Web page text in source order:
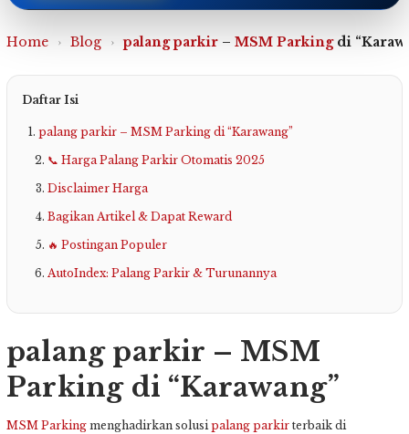
Home › Blog › palang parkir – MSM Parkingdi
Daftar Isi
palang parkir – MSM Parking di “Karawang”
📞 Harga Palang Parkir Otomatis 2025
Disclaimer Harga
Bagikan Artikel & Dapat Reward
🔥 Postingan Populer
AutoIndex: Palang Parkir & Turunannya
palang parkir – MSM
Parking di “Karawang”
MSM Parking menghadirkan solusipalang parkir terbaik di